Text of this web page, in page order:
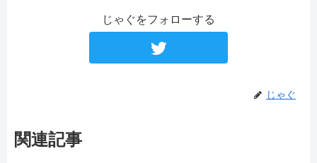
じゃぐをフォローする
じゃぐ
関連記事